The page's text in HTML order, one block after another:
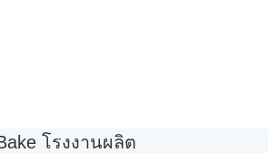
โรงงานผลิต